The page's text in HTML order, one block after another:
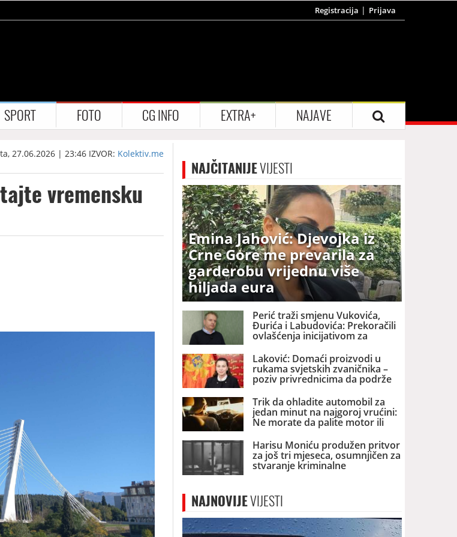
Registracija Prijava
SPORT FOTO CG INFO EXTRA+ NAJAVE
27.06.2026 | 23:46 IZVOR: Kolektiv.me
vremensku
NAJČITANIJEVIJESTI
Emina Jahović: Djevojka iz
Crne Gore me prevarila za
garderobu vrijednu više
hiljada eura
Perić traži smjenu Vukovića,
Đurića i Labudovića: Prekoračili
ovlašćenja inicijativom za
promjenu naziva NB
Laković: Domaći proizvodi u
rukama svjetskih zvaničnika –
poziv privrednicima da podrže
promociju Crne Gore
Trik da ohladite automobil za
jedan minut na najgoroj vrućini:
Ne morate da palite motor ili
Harisu Moniću produžen pritvor
za još tri mjeseca, osumnjičen za
stvaranje kriminalne
organizacije i šverc narkotika
NAJNOVIJEVIJESTI